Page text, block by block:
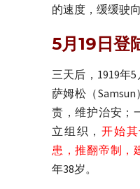
的速度，缓缓驶
5月19日登
三天后，1919年
萨姆松（
责，维护治安；
立组织， 开始
患，推翻帝制，
年38岁。